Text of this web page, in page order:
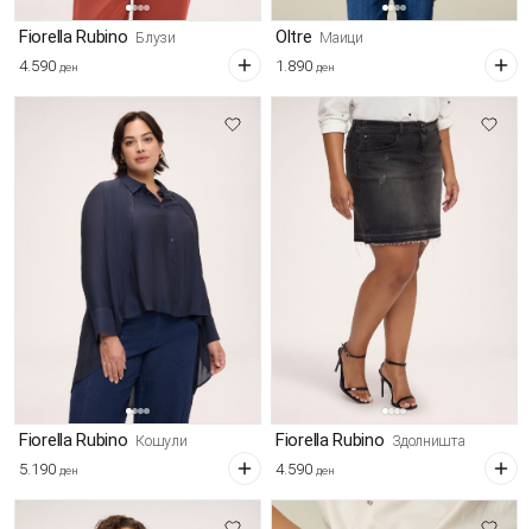
Fiorella Rubino Блузи
4.590 ден
Oltre Маици
1.890 ден
Fiorella Rubino Кошули
5.190 ден
Fiorella Rubino Здолништа
4.590 ден